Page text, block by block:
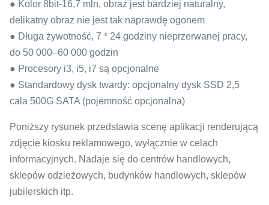
● Kolor 8bit-16,7 mln, obraz jest bardziej naturalny,
delikatny obraz nie jest tak naprawdę ogonem
● Długa żywotność, 7 * 24 godziny nieprzerwanej pracy,
do 50 000–60 000 godzin
● Procesory i3, i5, i7 są opcjonalne
● Standardowy dysk twardy: opcjonalny dysk SSD 2,5
cala 500G SATA (pojemność opcjonalna)
Poniższy rysunek przedstawia scenę aplikacji renderującą
zdjęcie kiosku reklamowego, wyłącznie w celach
informacyjnych. Nadaje się do centrów handlowych,
sklepów odzieżowych, budynków handlowych, sklepów
jubilerskich itp.